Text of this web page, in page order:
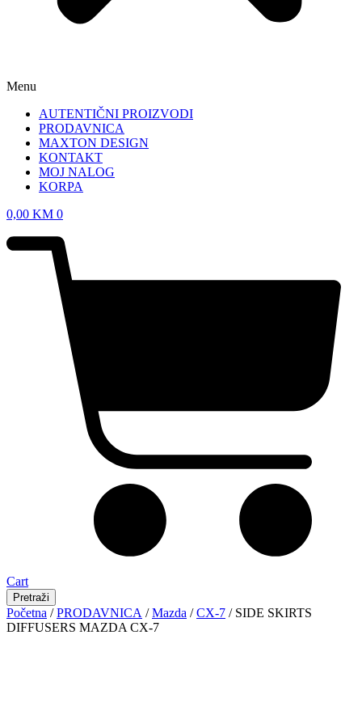
Menu
AUTENTIČNI PROIZVODI
PRODAVNICA
MAXTON DESIGN
KONTAKT
MOJ NALOG
KORPA
0,00 KM 0
Cart
Pretraži
Početna /PRODAVNICA /Mazda /CX-7 / SIDE SKIRTS
DIFFUSERS MAZDA CX-7